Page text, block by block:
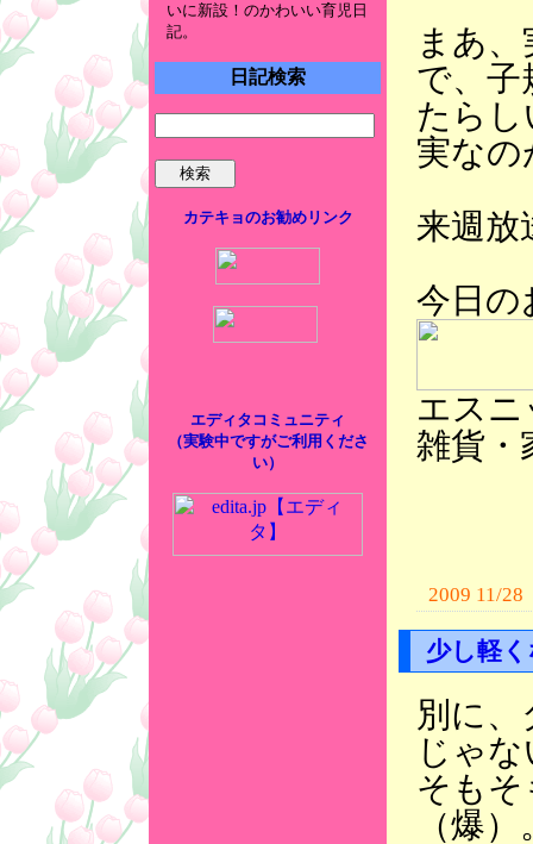
いに新設！のかわいい育児日
記。
日記検索
カテキョのお勧めリンク
エディタコミュニティ
（実験中ですがご利用くださ
い）
まあ
で、子
たら
実なの
来週放
今日
エス
雑貨・
2009 11/28
少し軽
別に
じゃ
そも
（爆）